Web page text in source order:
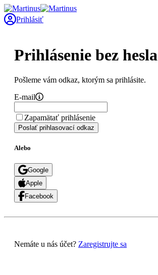
Prihlásiť
Prihlásenie bez hesla
Pošleme vám odkaz, ktorým sa prihlásite.
E-mail
Zapamätať prihlásenie
Poslať prihlasovací odkaz
Alebo
Google
Apple
Facebook
Nemáte u nás účet? Zaregistrujte sa